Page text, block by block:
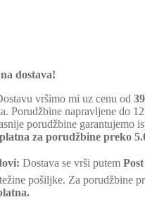
dostava!
vršimo mi uz cenu od
Porudžbine napravljene do
porudžbine garantujemo
za porudžbine preko
Dostava se vrši putem
pošiljke. Za porudžbine